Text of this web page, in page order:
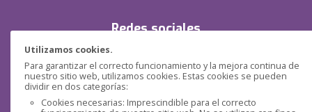
Utilizamos cookies.
Para garantizar el correcto funcionamiento y la mejora continua de
nuestro sitio web, utilizamos cookies. Estas cookies se pueden
dividir en dos categorías:
Cookies necesarias: Imprescindible para el correcto
Redes sociales